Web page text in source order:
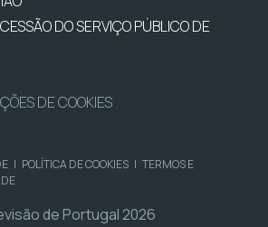
DO SERVIÇO PÚBLICO DE
DE COOKIES
| POLÍTICA DE COOKIES | TERMOS E
de Portugal 2026